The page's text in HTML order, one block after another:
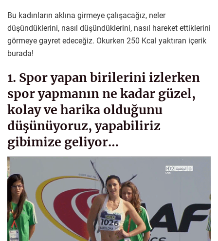
Bu kadınların aklına girmeye çalışacağız, neler
düşündüklerini, nasıl düşündüklerini, nasıl hareket ettiklerini
görmeye gayret edeceğiz. Okurken 250 Kcal yaktıran içerik
burada!
1. Spor yapan birilerini izlerken
spor yapmanın ne kadar güzel,
kolay ve harika olduğunu
düşünüyoruz, yapabiliriz
gibimize geliyor…